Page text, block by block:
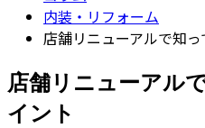
内装・リフォーム
店舗リニューアルで知
店舗リニューアル
イント